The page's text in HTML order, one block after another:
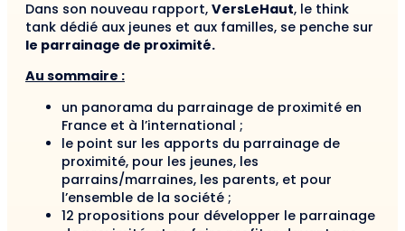
Dans son nouveau rapport, VersLeHaut, le think
tank dédié aux jeunes et aux familles, se penche sur
le parrainage de proximité.
Au sommaire :
un panorama du parrainage de proximité en
France et à l’international ;
le point sur les apports du parrainage de
proximité, pour les jeunes, les
parrains/marraines, les parents, et pour
l’ensemble de la société ;
12 propositions pour développer le parrainage